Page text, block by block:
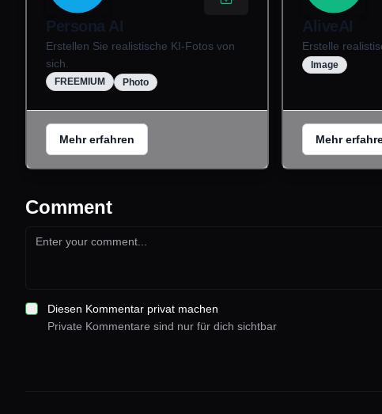
Persona AI
Erstellen Sie realistische KI-Fotos von
sich.
FREEMIUM Photo
Mehr erfahren
AliveAI
Erstelle
Image
Mehr
Comment
Diesen Kommentar privat machen
Private Kommentare sind nur für dich sichtbar